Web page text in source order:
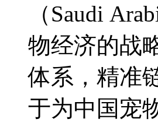
（Saudi
物经济的战
体系，精准
于为中国宠